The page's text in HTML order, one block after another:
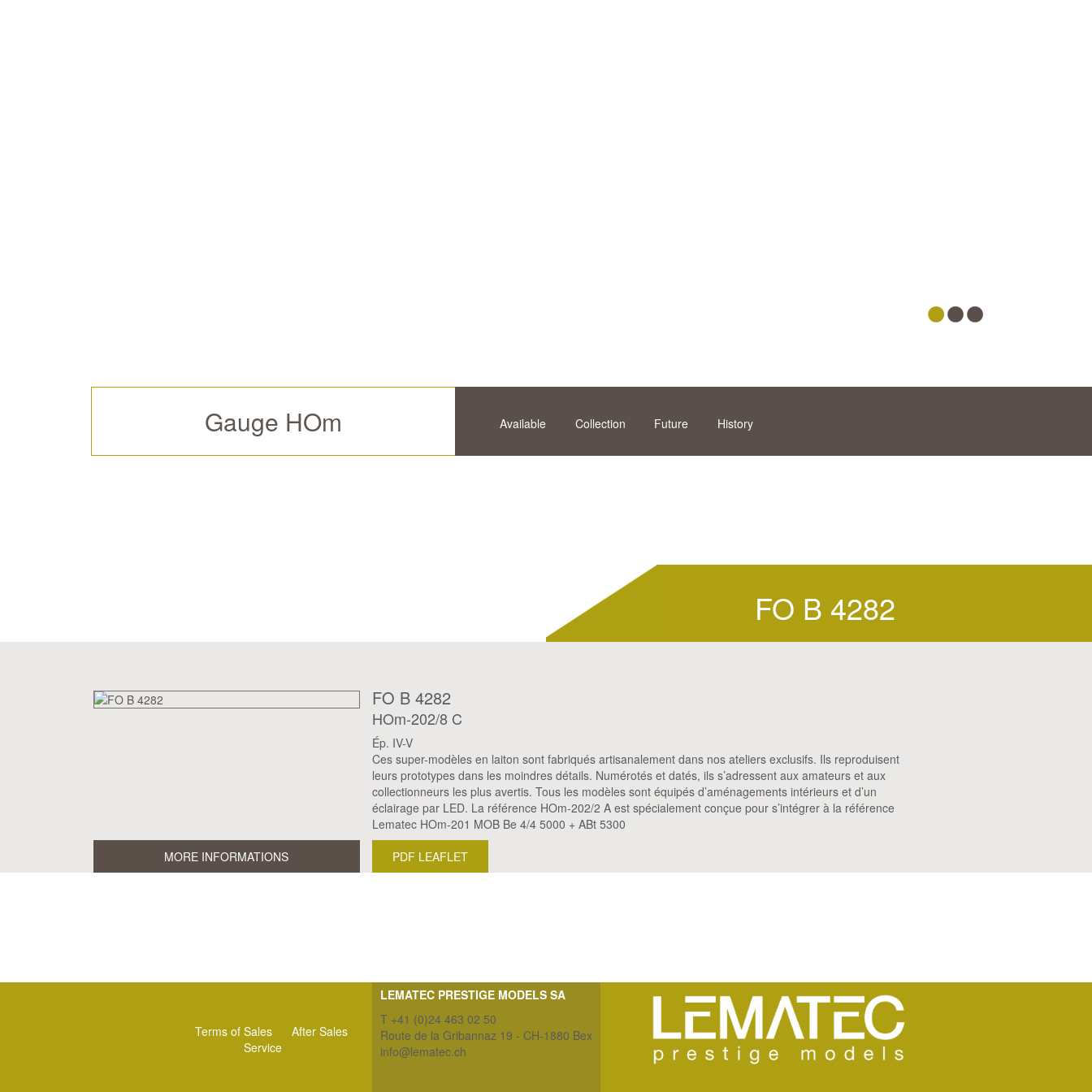
Gauge HOm Available Collection Future History
FO B 4282
FO B 4282
HOm-202/8 C
Ép. IV-V
Ces super-modèles en laiton sont fabriqués artisanalement dans nos ateliers exclusifs. Ils reproduisent
leurs prototypes dans les moindres détails. Numérotés et datés, ils s’adressent aux amateurs et aux
collectionneurs les plus avertis. Tous les modèles sont équipés d’aménagements intérieurs et d’un
éclairage par LED. La référence HOm-202/2 A est spécialement conçue pour s’intégrer à la référence
Lematec HOm-201 MOB Be 4/4 5000 + ABt 5300
MORE INFORMATIONS
PDF LEAFLET
Terms of Sales
After Sales
Service
LEMATEC PRESTIGE MODELS SA
T +41 (0)24 463 02 50
Route de la Gribannaz 19 - CH-1880 Bex
info@lematec.ch